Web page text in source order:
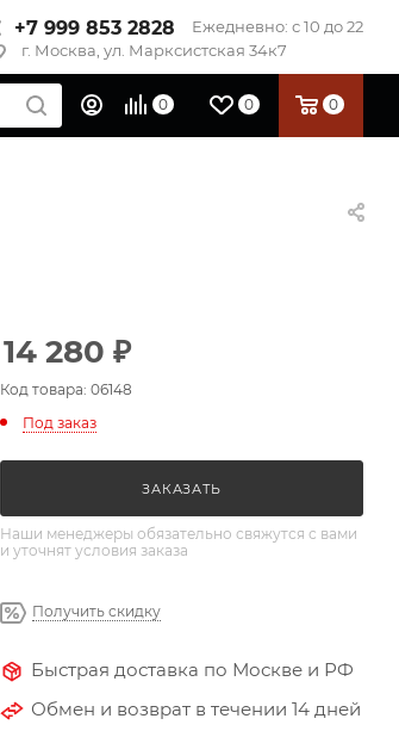
+7 999 853 2828
Ежедневно: с 10 до 22
г. Москва, ул. Марксистская 34к7
0 0 0
14 280 ₽
Код товара: 06148
Под заказ
ЗАКАЗАТЬ
Наши менеджеры обязательно свяжутся с вами
и уточнят условия заказа
Получить скидку
Быстрая доставка по Москве и РФ
Обмен и возврат в течении 14 дней